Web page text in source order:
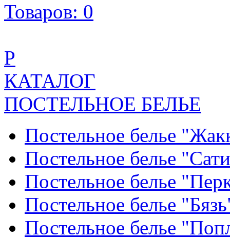
Товаров: 0
Р
КАТАЛОГ
ПОСТЕЛЬНОЕ БЕЛЬЕ
Постельное белье
Постельное белье
Постельное белье
Постельное белье
Постельное белье